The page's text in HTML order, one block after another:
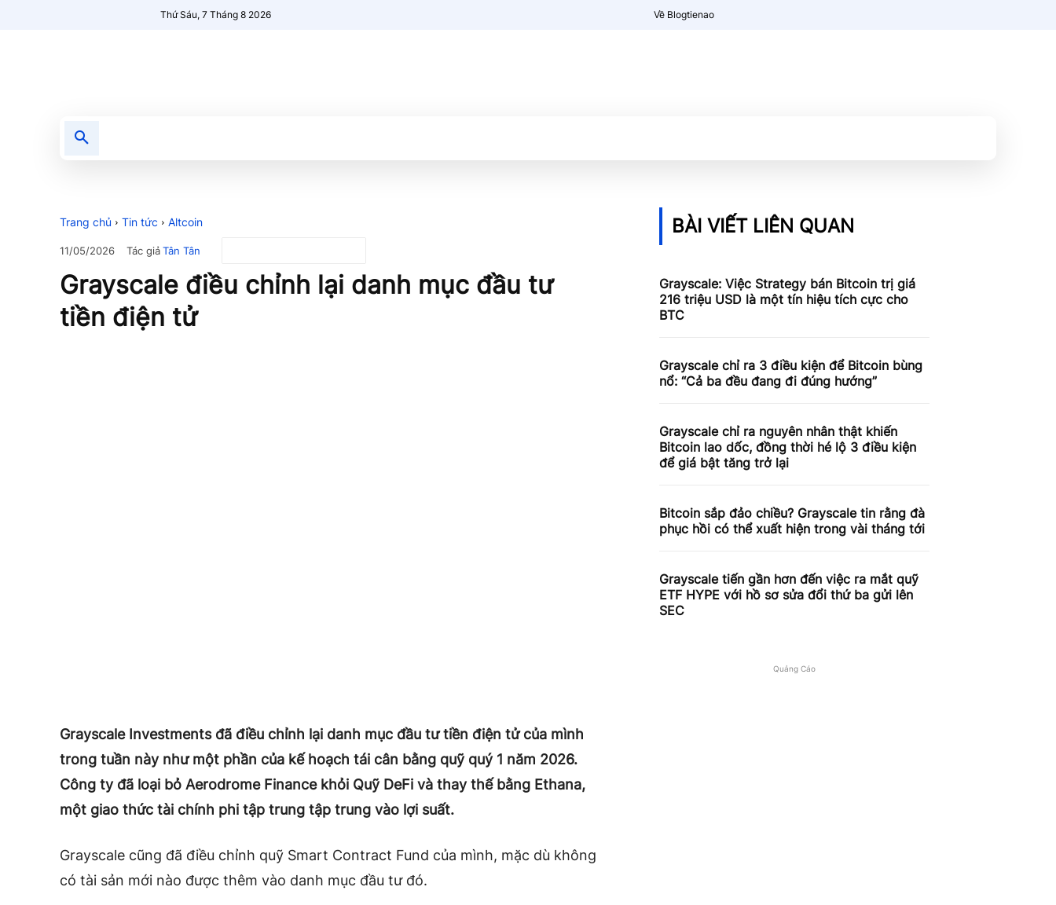
Thứ Sáu, 7 Tháng 8 2026 Về Blogtienao
Trang chủ Tin tức Altcoin
11/05/2026 Tác giảTân Tân
Grayscale điều chỉnh lại danh mục đầu tư
tiền điện tử
Grayscale Investments đã điều chỉnh lại danh mục đầu tư tiền điện tử của mình
trong tuần này như một phần của kế hoạch tái cân bằng quỹ quý 1 năm 2026.
Công ty đã loại bỏ Aerodrome Finance khỏi Quỹ DeFi và thay thế bằng Ethana,
một giao thức tài chính phi tập trung tập trung vào lợi suất.
Grayscale cũng đã điều chỉnh quỹ Smart Contract Fund của mình, mặc dù không
có tài sản mới nào được thêm vào danh mục đầu tư đó.
BÀI VIẾT LIÊN QUAN
Grayscale: Việc Strategy bán Bitcoin trị giá
216 triệu USD là một tín hiệu tích cực cho
BTC
Grayscale chỉ ra 3 điều kiện để Bitcoin bùng
nổ: “Cả ba đều đang đi đúng hướng”
Grayscale chỉ ra nguyên nhân thật khiến
Bitcoin lao dốc, đồng thời hé lộ 3 điều kiện
để giá bật tăng trở lại
Bitcoin sắp đảo chiều? Grayscale tin rằng đà
phục hồi có thể xuất hiện trong vài tháng tới
Grayscale tiến gần hơn đến việc ra mắt quỹ
ETF HYPE với hồ sơ sửa đổi thứ ba gửi lên
SEC
Quảng Cáo